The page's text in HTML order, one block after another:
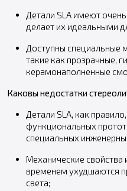
Детали SLA имеют
делает их идеальными
Доступны специальные
такие как прозрачные,
керамонаполненные
Каковы недостатки
Детали SLA, как
функциональных
специальных
Механические свойства
временем ухудшаются
света;